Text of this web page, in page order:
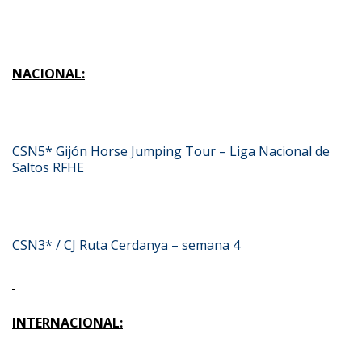
NACIONAL:
CSN5* Gijón Horse Jumping Tour – Liga Nacional de
Saltos RFHE
CSN3* / CJ Ruta Cerdanya – semana 4
INTERNACIONAL: